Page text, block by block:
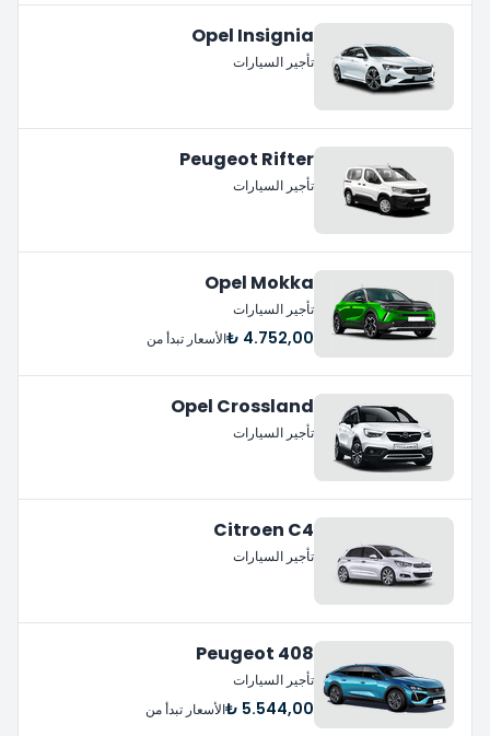
Opel Insignia
تأجير السيارات
Peugeot Rifter
تأجير السيارات
Opel Mokka
تأجير السيارات
4.752,00 ₺ الأسعار تبدأ من
Opel Crossland
تأجير السيارات
Citroen C4
تأجير السيارات
Peugeot 408
تأجير السيارات
5.544,00 ₺ الأسعار تبدأ من